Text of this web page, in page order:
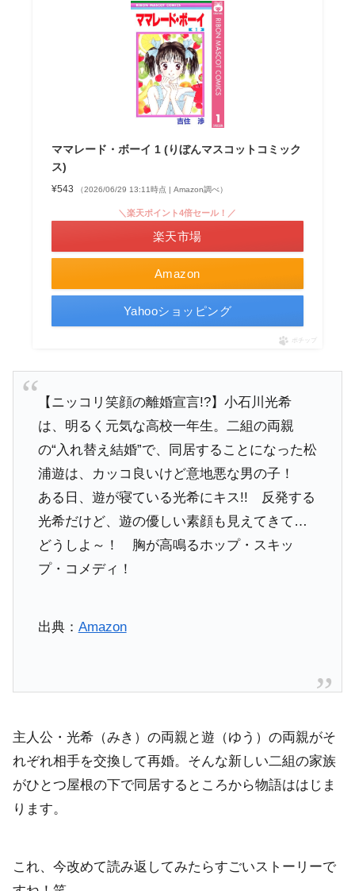
ママレード・ボーイ 1 (りぼんマスコットコミック
ス)
¥543 （2026/06/29 13:11時点 | Amazon調べ）
Amazon
＼楽天ポイント4倍セール！／
楽天市場
Yahooショッピング
ポチップ
【ニッコリ笑顔の離婚宣言!?】小石川光希
は、明るく元気な高校一年生。二組の両親
の“入れ替え結婚”で、同居することになった松
浦遊は、カッコ良いけど意地悪な男の子！
ある日、遊が寝ている光希にキス!! 反発する
光希だけど、遊の優しい素顔も見えてきて…
どうしよ～！ 胸が高鳴るホップ・スキッ
プ・コメディ！
出典： Amazon
主人公・光希（みき）の両親と遊（ゆう）の両親がそ
れぞれ相手を交換して再婚。そんな新しい二組の家族
がひとつ屋根の下で同居するところから物語ははじま
ります。
これ、今改めて読み返してみたらすごいストーリーで